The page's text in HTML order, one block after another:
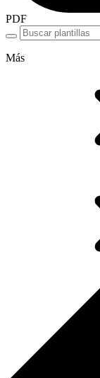
PDF
Más